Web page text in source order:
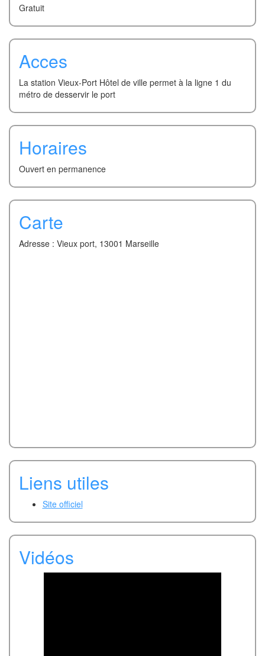
Gratuit
Acces
La station Vieux-Port Hôtel de ville permet à la ligne 1 du
métro de desservir le port
Horaires
Ouvert en permanence
Carte
Adresse : Vieux port, 13001 Marseille
Liens utiles
Site officiel
Vidéos